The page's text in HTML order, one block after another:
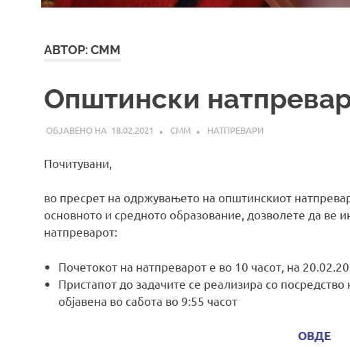
АВТОР:СММ
Општински
18.02.2021 СММ НАТПРЕВАРИ
Почитувани,
во пресрет на одржувањето на општинскиот
основното и средното образование, дозволете да ве
натпреварот:
Почетокот на натпреварот е во 10 часот, на
Пристапот до задачите се реализира со посредство
објавена во сабота во 9:55 часот
ОВДЕ